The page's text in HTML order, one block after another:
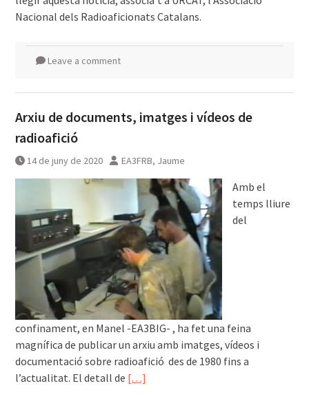
Nacional dels Radioaficionats Catalans.
Leave a comment
Arxiu de documents, imatges i vídeos de
radioafició
14 de juny de 2020 EA3FRB, Jaume
Amb el
temps lliure
del
confinament, en Manel -EA3BIG- , ha fet una feina
magnífica de publicar un arxiu amb imatges, vídeos i
documentació sobre radioafició des de 1980 fins a
l’actualitat. El detall de […]